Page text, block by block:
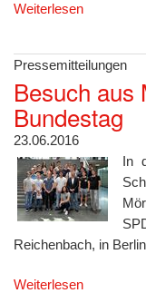
Weiterlesen
Pressemitteilungen
Besuch aus
Bundestag
23.06.2016
In
Reichenbach, in
Weiterlesen